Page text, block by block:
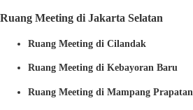
Ruang Meeting di Jakarta Selatan
Ruang Meeting di Cilandak
Ruang Meeting di Kebayoran Baru
Ruang Meeting di Mampang Prapatan